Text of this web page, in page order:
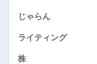
じゃらん
ライティング
株